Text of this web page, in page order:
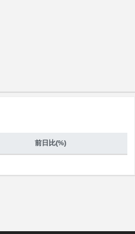
前日比(%)